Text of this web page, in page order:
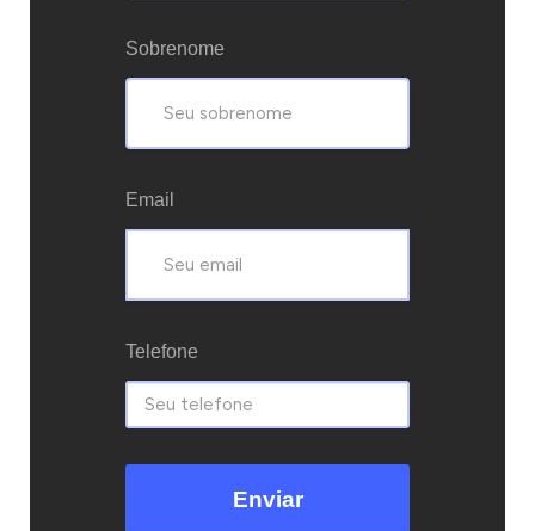
Sobrenome
Email
Telefone
Enviar